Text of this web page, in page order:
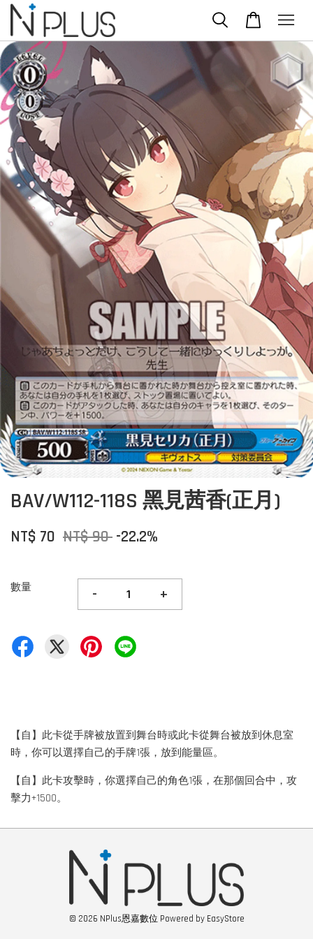
BAV/W112-118S 黑見茜香(正月)
NT$ 70 NT$ 90 -22.2%
數量 - +
【自】此卡從手牌被放置到舞台時或此卡從舞台被放到休息室
時，你可以選擇自己的手牌1張，放到能量區。
【自】此卡攻擊時，你選擇自己的角色1張，在那個回合中，攻
擊力+1500。
© 2026 NPlus恩嘉數位 Powered by EasyStore